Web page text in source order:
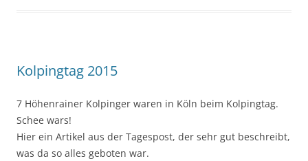
Kolpingtag 2015
7 Höhenrainer Kolpinger waren in Köln beim Kolpingtag.
Schee wars!
Hier ein Artikel aus der Tagespost, der sehr gut beschreibt,
was da so alles geboten war.